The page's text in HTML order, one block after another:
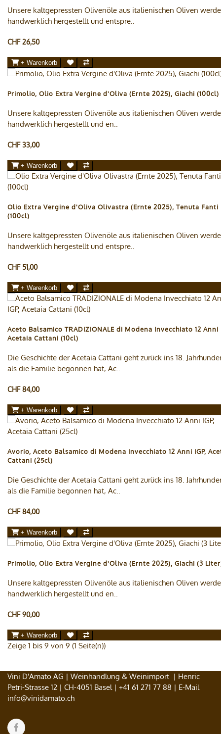
Unsere kaltgepressten Olivenöle aus italienischen Oliven
handwerklich hergestellt und entspre..
CHF 26,50
+ Warenkorb
Primolio, Olio Extra Vergine d'Oliva (Ernte 2025), Giachi (100cl)
Unsere kaltgepressten Olivenöle aus italienischen Oliven
handwerklich hergestellt und en..
CHF 33,00
+ Warenkorb
Olio Extra Vergine d'Oliva Olivastra (Ernte 2025), Tenuta Fanti
(100cl)
Unsere kaltgepressten Olivenöle aus italienischen Oliven
handwerklich hergestellt und entspre..
CHF 51,00
+ Warenkorb
Aceto Balsamico TRADIZIONALE di Modena Invecchiato 12 Anni
Acetaia Cattani (10cl)
Die Geschichte der Acetaia Cattani geht zurück ins 18.
als die Familie begonnen hat, Ac..
CHF 84,00
+ Warenkorb
Avorio, Aceto Balsamico di Modena Invecchiato 12 Anni IGP,
Cattani (25cl)
Die Geschichte der Acetaia Cattani geht zurück ins 18.
als die Familie begonnen hat, Ac..
CHF 84,00
+ Warenkorb
Primolio, Olio Extra Vergine d'Oliva (Ernte 2025), Giachi (3
Unsere kaltgepressten Olivenöle aus italienischen Oliven
handwerklich hergestellt und en..
CHF 90,00
+ Warenkorb
Zeige 1 bis 9 von 9 (1 Seite(n))
Vini D'Amato AG | Weinhandlung & Weinimport | Henric
Petri-Strasse 12 | CH-4051 Basel | +41 61 271 77 88 | E-Mail
info@vinidamato.ch